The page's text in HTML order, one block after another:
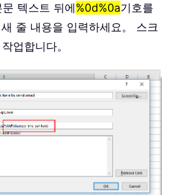
텍스트 뒤에%0d%0a기호를
줄 내용을 입력하세요。 스크
업합니다。